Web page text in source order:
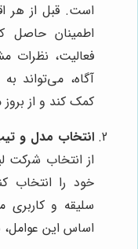
است. قبل از هر
اطمینان حاصل
فعالیت، نظرات
آگاه، می‌تواند
کمک کند و از
انتخاب مدل و
از انتخاب شرکت
خود را انتخاب
سلیقه و کاربری
اساس این عوامل،